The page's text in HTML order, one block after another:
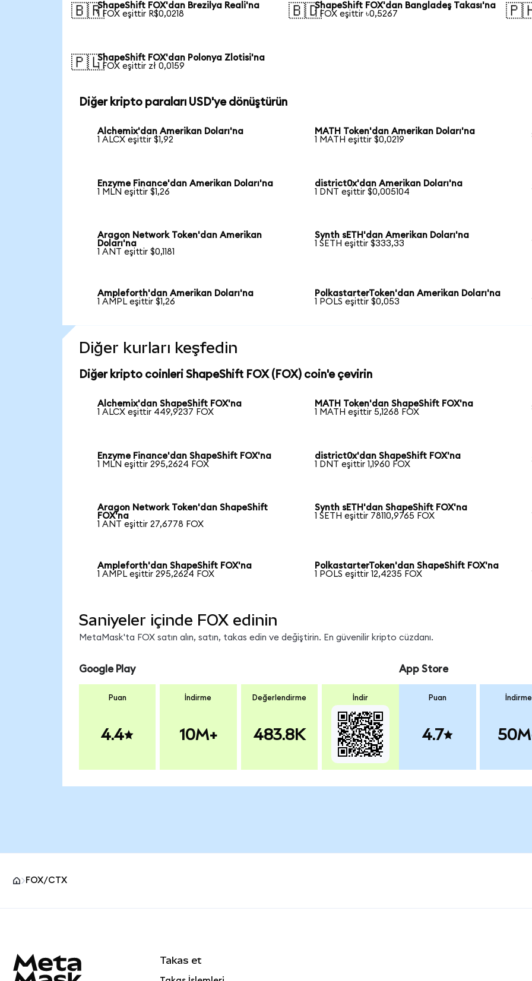
🇧🇷ShapeShift FOX'dan Brezilya Reali'na
1 FOX eşittir R$0,0218
🇧🇩ShapeShift FOX'dan Bangladeş Takası'na
1 FOX eşittir ৳0,5267
🇵🇱ShapeShift FOX'dan Polonya Zlotisi'na
1 FOX eşittir zł 0,0159
Diğer kripto paraları USD'ye dönüştürün
Alchemix'dan Amerikan Doları'na
1 ALCX eşittir $1,92
MATH Token'dan Amerikan Doları'na
1 MATH eşittir $0,0219
Enzyme Finance'dan Amerikan Doları'na
1 MLN eşittir $1,26
district0x'dan Amerikan Doları'na
1 DNT eşittir $0,005104
Aragon Network Token'dan Amerikan
Doları'na
1 ANT eşittir $0,1181
Synth sETH'dan Amerikan Doları'na
1 SETH eşittir $333,33
Ampleforth'dan Amerikan Doları'na
1 AMPL eşittir $1,26
PolkastarterToken'dan Amerikan Doları'na
1 POLS eşittir $0,053
Diğer kurları keşfedin
Diğer kripto coinleri ShapeShift FOX (FOX) coin'e çevirin
Alchemix'dan ShapeShift FOX'na
1 ALCX eşittir 449,9237 FOX
MATH Token'dan ShapeShift FOX'na
1 MATH eşittir 5,1268 FOX
Enzyme Finance'dan ShapeShift FOX'na
1 MLN eşittir 295,2624 FOX
district0x'dan ShapeShift FOX'na
1 DNT eşittir 1,1960 FOX
Aragon Network Token'dan ShapeShift
FOX'na
1 ANT eşittir 27,6778 FOX
Synth sETH'dan ShapeShift FOX'na
1 SETH eşittir 78110,9765 FOX
Ampleforth'dan ShapeShift FOX'na
1 AMPL eşittir 295,2624 FOX
PolkastarterToken'dan ShapeShift FOX'na
1 POLS eşittir 12,4235 FOX
Saniyeler içinde FOX edinin
MetaMask'ta FOX satın alın, satın, takas edin ve değiştirin. En güvenilir kripto cüzdanı.
Google Play
Puan
4.4
İndirme
10M+
Değerlendirme
483.8K
İndir
App Store
Puan
4.7
İndirme
FOX/CTX
Takas et